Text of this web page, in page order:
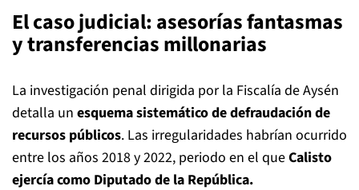
El caso judicial: asesorías fantasmas
y transferencias millonarias
La investigación penal dirigida por la Fiscalía de Aysén
detalla un esquema sistemático de defraudación de
recursos públicos. Las irregularidades habrían ocurrido
entre los años 2018 y 2022, periodo en el queCalisto
ejercía como Diputado de la República.